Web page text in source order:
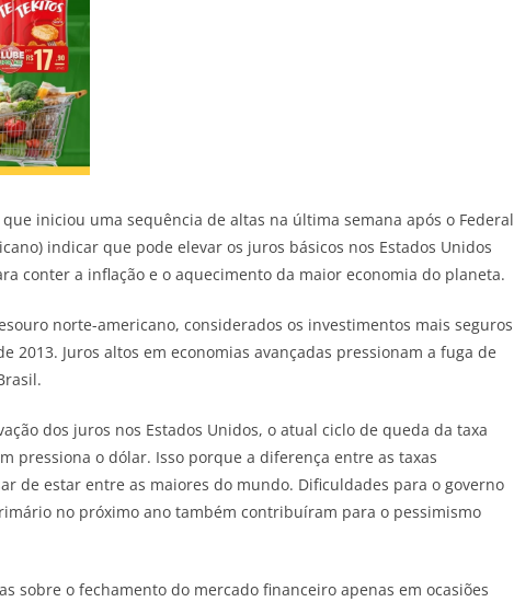
iniciou uma sequência de altas na última semana após o Federal
indicar que pode elevar os juros básicos nos Estados Unidos
conter a inflação e o aquecimento da maior economia do planeta.
norte-americano, considerados os investimentos mais seguros
2013. Juros altos em economias avançadas pressionam a fuga de
dos juros nos Estados Unidos, o atual ciclo de queda da taxa
pressiona o dólar. Isso porque a diferença entre as taxas
de estar entre as maiores do mundo. Dificuldades para o governo
no próximo ano também contribuíram para o pessimismo
sobre o fechamento do mercado financeiro apenas em ocasiões